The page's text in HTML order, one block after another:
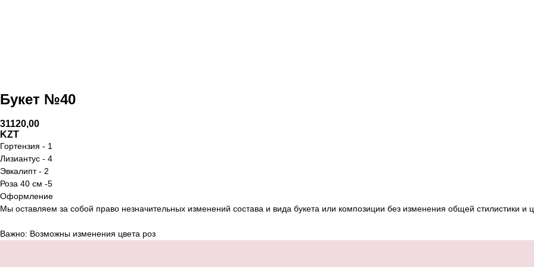
Букет №40
31120,00
KZT
Гортензия - 1
Лизиантус - 4
Эвкалипт - 2
Роза 40 см -5
Оформление
Мы оставляем за собой право незначительных изменений состава и вида букета или композиции без изменения общей стилистики и
Важно: Возможны изменения цвета роз